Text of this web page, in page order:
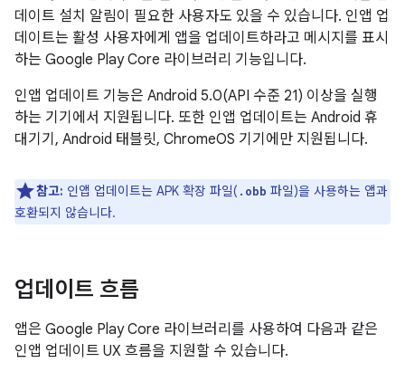
데이트 설치 알림이 필요한 사용자도 있을 수 있습니다. 인앱 업
데이트는 활성 사용자에게 앱을 업데이트하라고 메시지를 표시
하는 Google Play Core 라이브러리 기능입니다.
인앱 업데이트 기능은 Android 5.0(API 수준 21) 이상을 실행
하는 기기에서 지원됩니다. 또한 인앱 업데이트는 Android 휴
대기기, Android 태블릿, ChromeOS 기기에만 지원됩니다.
참고: 인앱 업데이트는 APK 확장 파일( .obb 파일)을 사용하는 앱과
호환되지 않습니다.
업데이트 흐름
앱은 Google Play Core 라이브러리를 사용하여 다음과 같은
인앱 업데이트 UX 흐름을 지원할 수 있습니다.